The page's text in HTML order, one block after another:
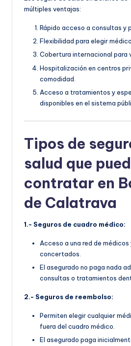
múltiples ventajas:
Rápido acceso a consultas y
Flexibilidad para elegir
Cobertura internacional para
Hospitalización en centros
comodidad.
Acceso a tratamientos y
disponibles en el sistema
Tipos de
salud que
contratar en
de Calatrava
1.- Seguros de cuadro médico:
Acceso a una red de
concertados.
El asegurado no paga nada
consultas o tratamientos
2.- Seguros de reembolso:
Permiten elegir cualquier
fuera del cuadro médico.
El asegurado paga